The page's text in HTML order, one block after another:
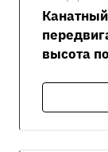
высота